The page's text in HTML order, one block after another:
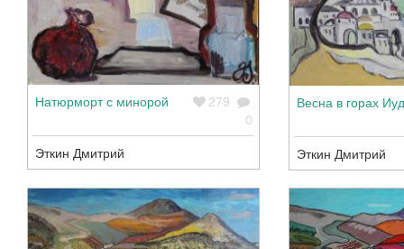
Натюрморт с минорой
279
0
Эткин Дмитрий
Весна в горах
Эткин Дмитрий